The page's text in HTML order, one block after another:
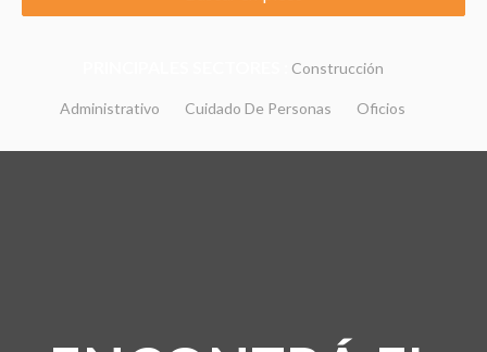
Construcción
Administrativo Cuidado De Personas Oficios